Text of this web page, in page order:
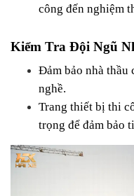
công đến nghiệm
Kiểm Tra Đội Ngũ
Đảm bảo nhà thầu
nghề.
Trang thiết bị thi
trọng để đảm bảo